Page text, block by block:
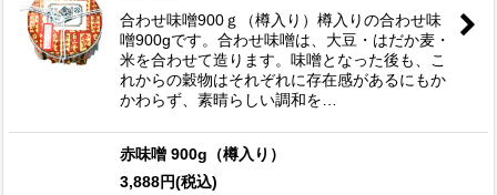
合わせ味噌900ｇ（樽入り）樽入りの合わせ味
噌900gです。合わせ味噌は、大豆・はだか麦・
米を合わせて造ります。味噌となった後も、こ
れからの穀物はそれぞれに存在感があるにもか
かわらず、素晴らしい調和を…
赤味噌 900g（樽入り）
3,888円(税込)